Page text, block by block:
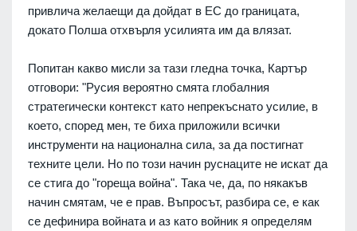
привлича желаещи да дойдат в ЕС до границата,
докато Полша отхвърля усилията им да влязат.
Попитан какво мисли за тази гледна точка, Картър
отговори: "Русия вероятно смята глобалния
стратегически контекст като непрекъснато усилие, в
което, според мен, те биха приложили всички
инструменти на национална сила, за да постигнат
техните цели. Но по този начин руснаците не искат да
се стига до "гореща война". Така че, да, по някакъв
начин смятам, че е прав. Въпросът, разбира се, е как
се дефинира войната и аз като войник я определям